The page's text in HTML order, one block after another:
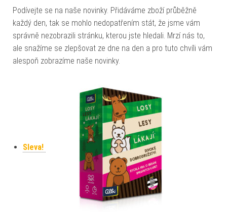
Podívejte se na naše novinky. Přidáváme zboží průběžně
každý den, tak se mohlo nedopatřením stát, že jsme vám
správně nezobrazili stránku, kterou jste hledali. Mrzí nás to,
ale snažíme se zlepšovat ze dne na den a pro tuto chvíli vám
alespoň zobrazíme naše novinky.
Sleva!